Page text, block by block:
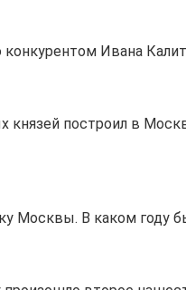
конкурентом Ивана
построил в
Москвы. В каком году